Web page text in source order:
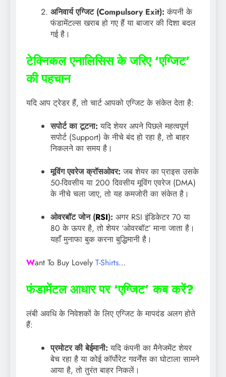
अनिवार्य एग्जिट (Compulsory Exit): कंपनी के
फंडामेंटल्स खराब हो गए हैं या बाजार की दिशा बदल
गई है।
टेक्निकल एनालिसिस के जरिए ‘एग्जिट’
की पहचान
यदि आप ट्रेडर हैं, तो चार्ट आपको एग्जिट के संकेत देता है:
सपोर्ट का टूटना: यदि शेयर अपने पिछले महत्वपूर्ण
सपोर्ट (Support) के नीचे बंद हो रहा है, तो बाहर
निकलने का समय है।
मूविंग एवरेज क्रॉसओवर: जब शेयर का प्राइस उसके
50-दिवसीय या 200 दिवसीय मूविंग एवरेज (DMA)
के नीचे चला जाए, तो यह कमजोरी का संकेत है।
ओवरबॉट जोन (RSI): अगर RSI इंडिकेटर 70 या
80 के ऊपर है, तो शेयर ‘ओवरबॉट’ माना जाता है।
यहाँ मुनाफा बुक करना बुद्धिमानी है।
Want To Buy Lovely T-Shirts…
फंडामेंटल आधार पर ‘एग्जिट’ कब करें?
लंबी अवधि के निवेशकों के लिए एग्जिट के मापदंड अलग होते
हैं:
प्रमोटर की बेईमानी: यदि कंपनी का मैनेजमेंट शेयर
बेच रहा है या कोई कॉर्पोरेट गवर्नेंस का घोटाला सामने
आया है, तो तुरंत बाहर निकलें।